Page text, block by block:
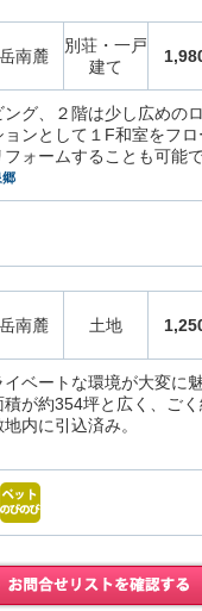
南麓
別荘・一戸
建て
ング、２階は少し広めの
ンとして１F和室をフ
ォームすることも可能で
郷
南麓 土地
ベートな環境が大変に
が約354坪と広く、ご
内に引込済み。